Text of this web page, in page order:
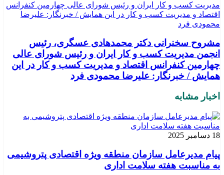
مشروح سخنرانی دکتر محمدهادی عسگری، رئیس
انجمن مدیریت کسب و کار ایران و رئیس شورای عالی
چهارمین کنفرانس اقتصاد و مدیریت کسب و کار در این
همایش / خبرنگار: علیرضا محمودی فرد
اخبار مشابه
18 دسامبر 2025
پیام مدیرعامل سازمان منطقه ویژه اقتصادی پتروشیمی
به مناسبت هفته سلامت اداری